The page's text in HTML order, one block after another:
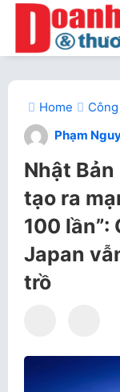
Home
Phạm
Nhật
tạo ra
100 lần”:
Japan
trồ